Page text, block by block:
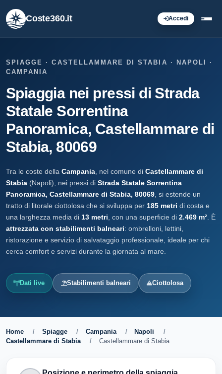
Coste360.it Accedi
SPIAGGE · CASTELLAMMARE DI STABIA · NAPOLI ·
CAMPANIA
Spiaggia nei pressi di Strada
Statale Sorrentina
Panoramica, Castellammare di
Stabia, 80069
Tra le coste della Campania , nel comune di Castellammare di
Stabia (Napoli), nei pressi di Strada Statale Sorrentina
Panoramica, Castellammare di Stabia, 80069 , si estende un
tratto di litorale ciottolosa che si sviluppa per 185 metri di costa e
una larghezza media di 13 metri , con una superficie di 2.469 m² . È
attrezzata con stabilimenti balneari: ombrelloni, lettini,
ristorazione e servizio di salvataggio professionale, ideale per chi
cerca comfort e servizi durante la giornata al mare.
Dati live Stabilimenti balneari Ciottolosa
Home / Spiagge / Campania / Napoli
/
Castellammare di Stabia
/ Castellammare di Stabia